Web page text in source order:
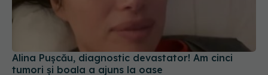
Alina Pușcău, diagnostic devastator! Am cinci
tumori și boala a ajuns la oase